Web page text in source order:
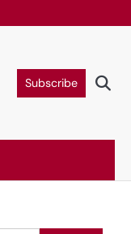
Subscribe